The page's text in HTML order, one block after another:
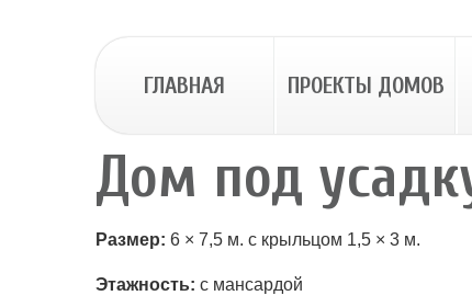
ГЛАВНАЯ ПРОЕКТЫ ДОМОВ
Дом под
Размер: 6 × 7,5 м. с крыльцом 1,5 × 3 м.
Этажность: с мансардой